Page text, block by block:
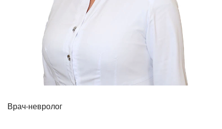
Прием кардиолога
Врач-невролог